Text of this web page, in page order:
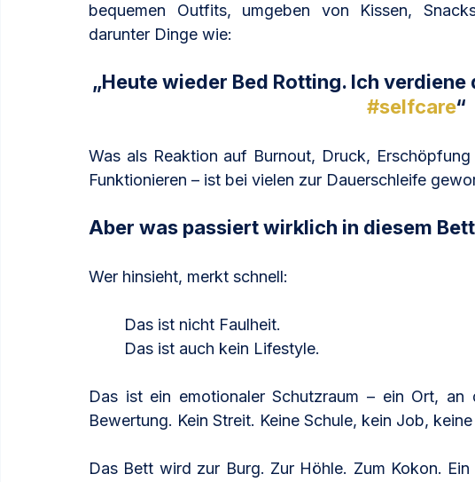
bequemen Outfits, umgeben von Kissen,
darunter Dinge wie:
„Heute wieder Bed Rotting. Ich
#selfcare“
Was als Reaktion auf Burnout, Druck,
Funktionieren – ist bei vielen zur Dauerschleife
Aber was passiert wirklich in diesem
Wer hinsieht, merkt schnell:
Das ist nicht Faulheit.
Das ist auch kein Lifestyle.
Das ist ein emotionaler Schutzraum – ein Ort, an
Bewertung. Kein Streit. Keine Schule, kein Job,
Das Bett wird zur Burg. Zur Höhle. Zum Kokon.